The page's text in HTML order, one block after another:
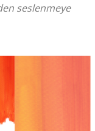
seslenmeye